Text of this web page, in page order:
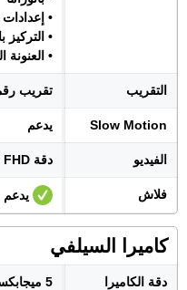
• إعدادات ISO
• التركيز
• العنونة
التقريب تقريب
Slow Motion يدعم
الفيديو دقة 1080P FHD (بمعدل 30 إطار)
فلاش يدعم
كاميرا السيلفي
دقة الكاميرا 5 ميجابكسل